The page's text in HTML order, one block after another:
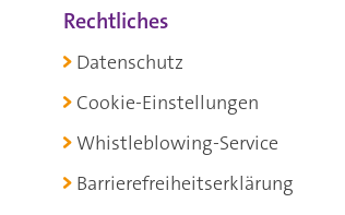
Rechtliches
Datenschutz
Cookie-Einstellungen
Whistleblowing-Service
Barrierefreiheitserklärung